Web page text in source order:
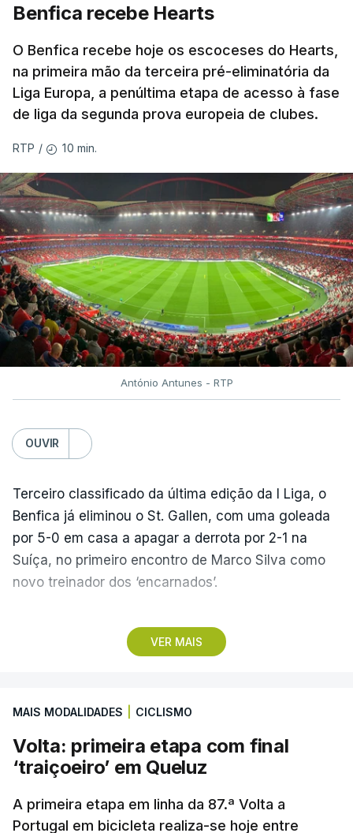
Benfica recebe Hearts
O Benfica recebe hoje os escoceses do Hearts,
na primeira mão da terceira pré-eliminatória da
Liga Europa, a penúltima etapa de acesso à fase
de liga da segunda prova europeia de clubes.
RTP / 10 min.
António Antunes - RTP
OUVIR
VER MAIS
Terceiro classificado da última edição da I Liga, o
Benfica já eliminou o St. Gallen, com uma goleada
por 5-0 em casa a apagar a derrota por 2-1 na
Suíça, no primeiro encontro de Marco Silva como
novo treinador dos ‘encarnados’.
Pela frente, as ‘águias’ vão ter agora o vice-
campeão escocês, que tem o português Cláudio
de serem eliminados pelos austríacos do Sturm
Graz, com um agregado de 6-0.
Caso se qualifique, o Benfica vai encontrar outra
equipa relegada da ‘Champions’, o derrotado do
encontro entre Aarhus, campeão dinamarquês, ou
MAIS MODALIDADES CICLISMO
Volta: primeira etapa com final
‘traiçoeiro’ em Queluz
A primeira etapa em linha da 87.ª Volta a
Portugal em bicicleta realiza-se hoje entre